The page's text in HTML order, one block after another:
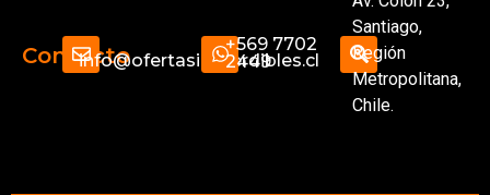
Contactoinfo@ofertasimperdibles.cl
+569 7702
2449
Santiago,
Región
Metropolitana,
Chile.